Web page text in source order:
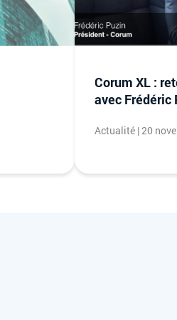
Corum XL :
avec Frédéric
Actualité | 20